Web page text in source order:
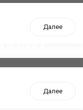
Далее
Далее